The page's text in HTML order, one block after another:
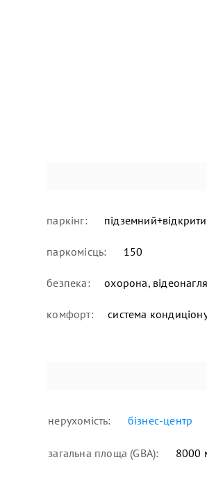
паркінг:
паркомісць: 150
безпека: охорона,
комфорт: система
нерухомість: бізнес-центр
загальна площа (GBA): 8000